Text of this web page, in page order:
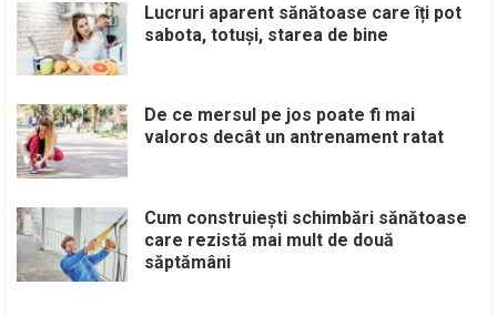
Lucruri aparent sănătoase care îți pot
sabota, totuși, starea de bine
De ce mersul pe jos poate fi mai
valoros decât un antrenament ratat
Cum construiești schimbări sănătoase
care rezistă mai mult de două
săptămâni